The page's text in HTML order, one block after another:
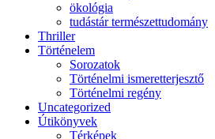
ökológia
tudástár természettudomány
Thriller
Történelem
Sorozatok
Történelmi ismeretterjesztő
Történelmi regény
Uncategorized
Útikönyvek
Térképek